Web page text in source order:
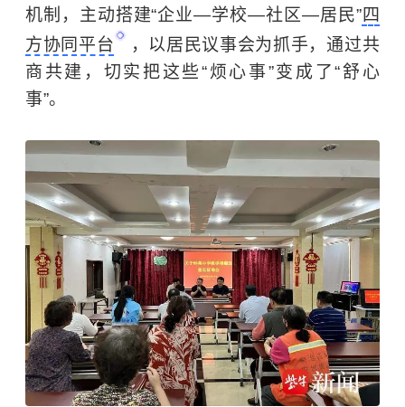
机制，主动搭建“企业—学校—社区—居民”四
方协同平台
，以居民议事会为抓手，通过共
商共建，切实把这些“烦心事”变成了“舒心
事”。